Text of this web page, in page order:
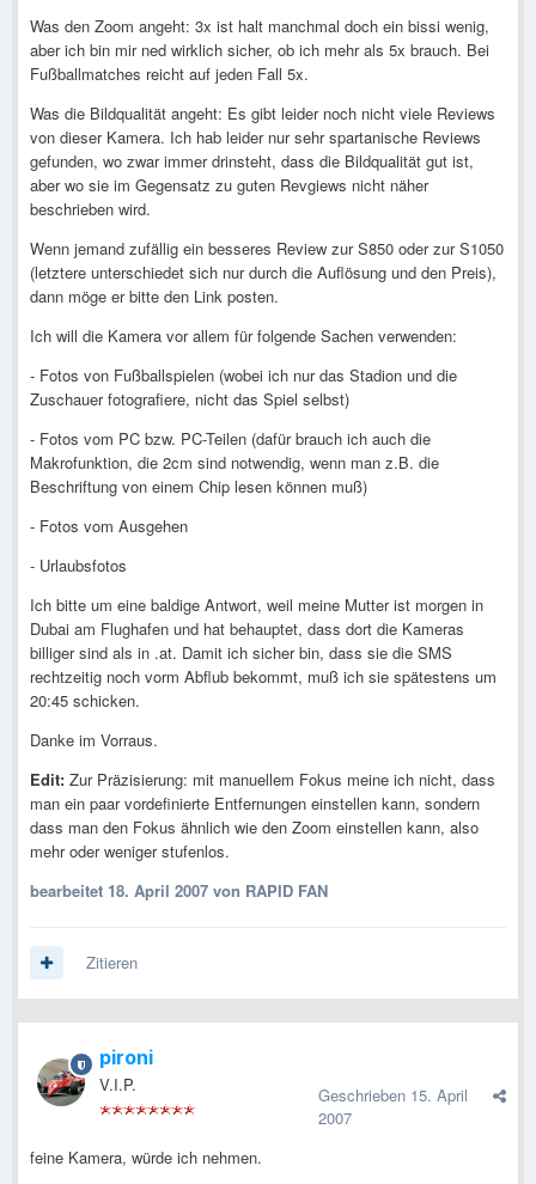
Was den Zoom angeht: 3x ist halt manchmal doch ein bissi wenig,
aber ich bin mir ned wirklich sicher, ob ich mehr als 5x brauch. Bei
Fußballmatches reicht auf jeden Fall 5x.
Was die Bildqualität angeht: Es gibt leider noch nicht viele Reviews
von dieser Kamera. Ich hab leider nur sehr spartanische Reviews
gefunden, wo zwar immer drinsteht, dass die Bildqualität gut ist,
aber wo sie im Gegensatz zu guten Revgiews nicht näher
beschrieben wird.
Wenn jemand zufällig ein besseres Review zur S850 oder zur S1050
(letztere unterschiedet sich nur durch die Auflösung und den Preis),
dann möge er bitte den Link posten.
Ich will die Kamera vor allem für folgende Sachen verwenden:
- Fotos von Fußballspielen (wobei ich nur das Stadion und die
Zuschauer fotografiere, nicht das Spiel selbst)
- Fotos vom PC bzw. PC-Teilen (dafür brauch ich auch die
Makrofunktion, die 2cm sind notwendig, wenn man z.B. die
Beschriftung von einem Chip lesen können muß)
- Fotos vom Ausgehen
- Urlaubsfotos
Ich bitte um eine baldige Antwort, weil meine Mutter ist morgen in
Dubai am Flughafen und hat behauptet, dass dort die Kameras
billiger sind als in .at. Damit ich sicher bin, dass sie die SMS
rechtzeitig noch vorm Abflub bekommt, muß ich sie spätestens um
20:45 schicken.
Danke im Vorraus.
Edit: Zur Präzisierung: mit manuellem Fokus meine ich nicht, dass
man ein paar vordefinierte Entfernungen einstellen kann, sondern
dass man den Fokus ähnlich wie den Zoom einstellen kann, also
mehr oder weniger stufenlos.
bearbeitet 18. April 2007 von RAPID FAN
Zitieren
pironi
V.I.P. Geschrieben 15. April
2007
feine Kamera, würde ich nehmen.